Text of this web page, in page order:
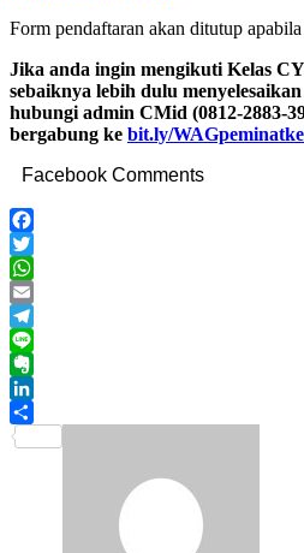
Form pendaftaran akan ditutup
Jika anda ingin mengikuti Kelas
sebaiknya lebih dulu
hubungi admin CMid (0812-2883-
bergabung ke bit.ly/
Facebook Comments
Facebook
Twitter
WhatsApp
Email
Telegram
Line
Evernote
LinkedIn